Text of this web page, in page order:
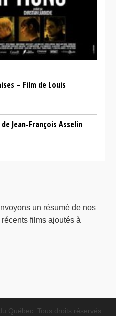
– Film de Louis
Jean-François Asselin
un résumé de nos
films ajoutés à
Québec. Tous droits réservés.